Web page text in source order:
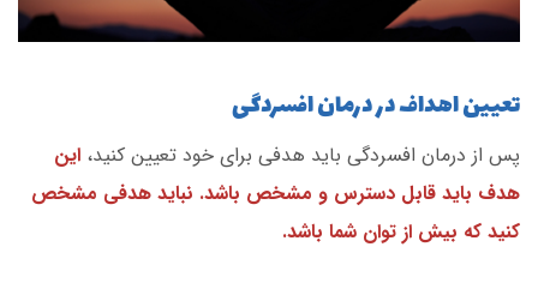
تعیین اهداف در درمان افسردگی
پس از درمان افسردگی باید هدفی برای خود تعیین کنید، این
هدف باید قابل دسترس و مشخص باشد. نباید هدفی مشخص
کنید که بیش از توان شما باشد.